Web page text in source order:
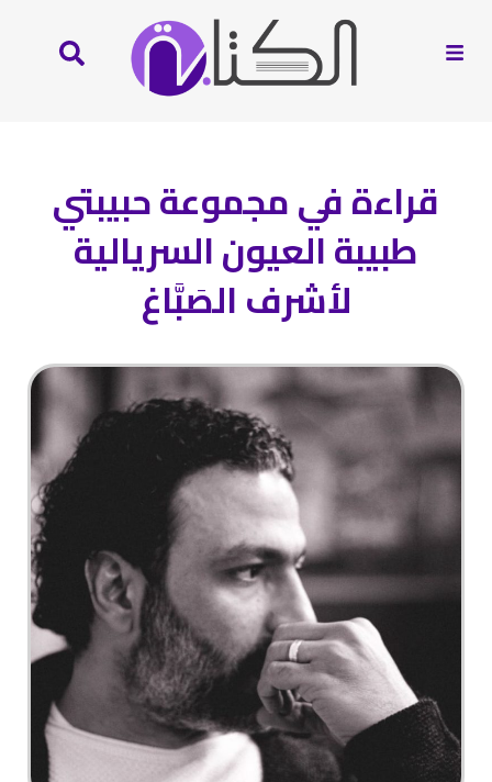
قراءة في مجموعة حبيبتي
طبيبة العيون السريالية
لأشرف الصَبَّاغ